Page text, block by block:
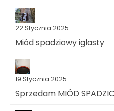
22 Stycznia 2025
Miód spadziowy iglasty
19 Stycznia 2025
Sprzedam MIÓD